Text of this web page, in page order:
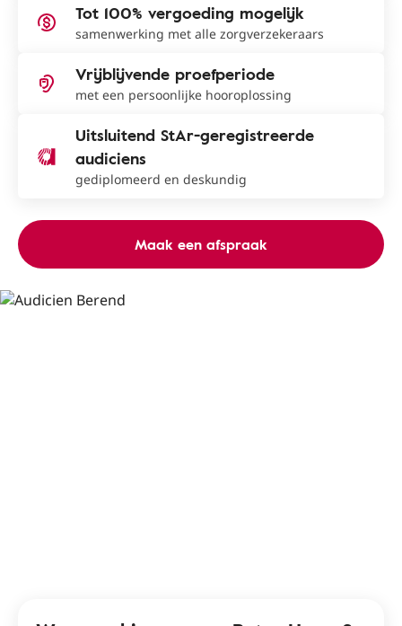
Tot 100% vergoeding mogelijk
samenwerking met alle zorgverzekeraars
Vrijblijvende proefperiode
met een persoonlijke hooroplossing
Uitsluitend StAr-geregistreerde
audiciens
gediplomeerd en deskundig
Maak een afspraak